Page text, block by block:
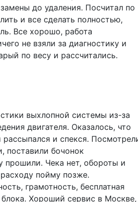
до удаления. Посчитал по
и все сделать полностью,
Все хорошо, работа
не взяли за диагностику и
по весу и рассчитались.
выхлопной системы из-за
двигателя. Оказалось, что
рассыпался и спекся.
поставили бочонок
прошили. Чека нет, обороты и
пойму позже.
грамотность, бесплатная
блока. Хороший сервис в Москве,